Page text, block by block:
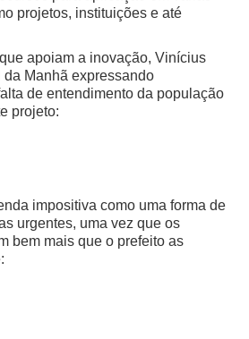
projetos, instituições e até
apoiam a inovação, Vinícius
Manhã expressando
de entendimento da população
projeto:
impositiva como uma forma de
urgentes, uma vez que os
bem mais que o prefeito as